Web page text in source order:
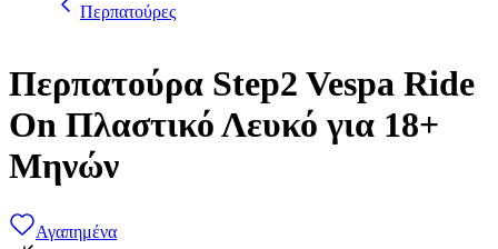
Περπατούρες
Περπατούρα Step2 Vespa Ride
On Πλαστικό Λευκό για 18+
Μηνών
Αγαπημένα